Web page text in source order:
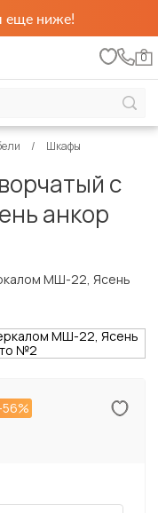
еще ниже!
0
Шкафы
с
анкор